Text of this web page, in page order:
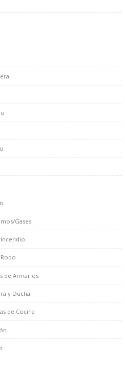
Humos/Gases
Incendio
Robo
de Armarios
y Ducha
de Cocina